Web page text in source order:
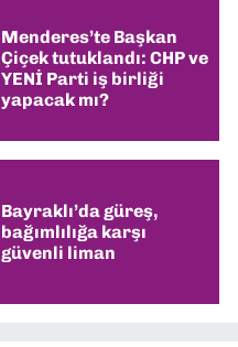
Menderes’te Başkan
Çiçek tutuklandı: CHP ve
YENİ Parti iş birliği
yapacak mı?
Bayraklı’da güreş,
bağımlılığa karşı
güvenli liman